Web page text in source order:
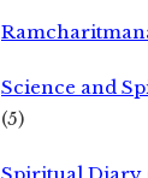
Science and
(5)